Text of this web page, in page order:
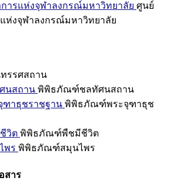
ารแห่งจุฬาลงกรณ์มหาวิทยาลัย ศูนย์
ห่งจุฬาลงกรณ์มหาวิทยาลัย
รรศสถาน
นสถาน พิพิธภัณฑ์ชลทัศนสถาน
าธุชราชฐาน พิพิธภัณฑ์พระจุฑาธุช
วิต พิพิธภัณฑ์พืชมีชีวิต
พร พิพิธภัณฑ์สมุนไพร
สาร